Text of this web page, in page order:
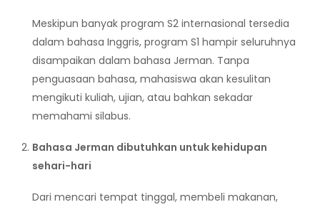
Meskipun banyak program S2 internasional tersedia
dalam bahasa Inggris, program S1 hampir seluruhnya
disampaikan dalam bahasa Jerman. Tanpa
penguasaan bahasa, mahasiswa akan kesulitan
mengikuti kuliah, ujian, atau bahkan sekadar
memahami silabus.
Bahasa Jerman dibutuhkan untuk kehidupan
sehari-hari
Dari mencari tempat tinggal, membeli makanan,